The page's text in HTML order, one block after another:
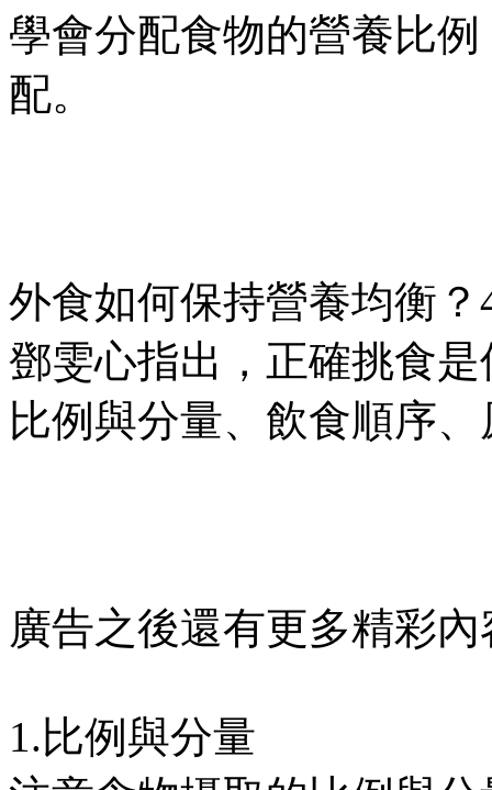
學會分配食物的營養比
配。
外食如何保持營養均衡
鄧雯心指出，正確挑食
比例與分量、飲食順序
廣告之後還有更多精彩內
1.比例與分量